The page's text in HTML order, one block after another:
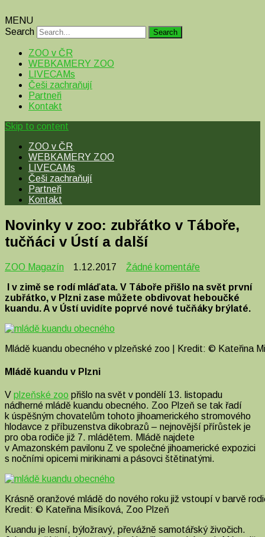
MENU
Search
ZOO v ČR
WEBKAMERY ZOO
LIVECAMs
Češi zachraňují
Partneři
Kontakt
Skip to content
ZOO v ČR
WEBKAMERY ZOO
LIVECAMs
Češi zachraňují
Partneři
Kontakt
Novinky v zoo: zubřátko v Táboře,
tučňáci v Ústí a další
ZOO Magazín 1.12.2017 Žádné komentáře
s
názvem
Novinky
v
Ústí
a
další
I v zimě se rodí mláďata. V Táboře přišlo na svět první
zubřátko, v Plzni zase můžete obdivovat heboučké
kuandu. A v Ústí uvidíte poprvé nové tučňáky brýlaté.
Mládě kuandu obecného v plzeňské zoo | Kredit: © Kateřina
Mládě kuandu v Plzni
V plzeňské zoo přišlo na svět v pondělí 13. listopadu
nádherné mládě kuandu obecného. Zoo Plzeň se tak řadí
k úspěšným chovatelům tohoto jihoamerického stromového
hlodavce z příbuzenstva dikobrazů – nejnovější přírůstek je
pro oba rodiče již 7. mládětem. Mládě najdete
v Amazonském pavilonu Z ve společné jihoamerické expozici
s nočními opicemi mirikinami a pásovci štětinatými.
Krásně oranžové mládě do nového roku již vstoupí v barvě
Kredit: © Kateřina Misíková, Zoo Plzeň
Kuandu je lesní, býložravý, převážně samotářský živočich.